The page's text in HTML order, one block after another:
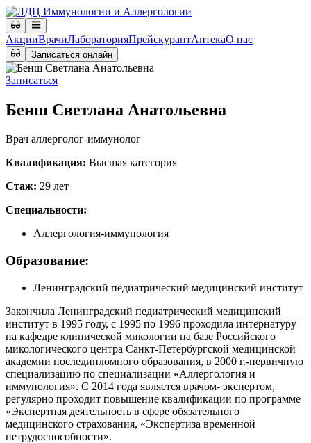
АкцииВрачиЛабораторияПрейскурантАптекаО нас
Записаться онлайн
Записаться
Бенш Светлана Анатольевна
Врач аллерголог-иммунолог
Квалификация: Высшая категория
Стаж: 29 лет
Специальности:
Аллергология-иммунология
Образование:
Ленинградский педиатрический медицинский институт
Закончила Ленинградский педиатрический медицинский
институт в 1995 году, с 1995 по 1996 проходила интернатуру
на кафедре клинической микологии на базе Российского
микологического центра Санкт-Петербургской медицинской
академии последипломного образования, в 2000 г.-первичную
специализацию по специализации «Аллергология и
иммунология». С 2014 года является врачом- экспертом,
регулярно проходит повышение квалификации по программе
«Экспертная деятельность в сфере обязательного
медицинского страхования, «Экспертиза временной
нетрудоспособности».